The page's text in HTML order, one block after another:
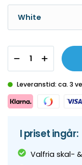
Leveranstid: ca. 3
I priset ingår:
Valfria skal-